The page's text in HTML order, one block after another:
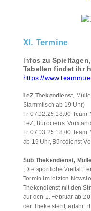
XI. Termine
Infos zu
Tabellen findet ihr
https://
LeZ Thekendienst,
Stammtisch ab 19 Uhr)
Fr 07.02.25 18.00 Team
LeZ, Bürodienst
Fr 07.03.25 18.00 Team
ab 19 Uhr, Bürodienst
Sub Thekendienst,
„Die sportliche Vielfalt“
Termin im letzten
Thekendienst mit den
auf den 1. Februar ab
der Theke steht, erfahrt